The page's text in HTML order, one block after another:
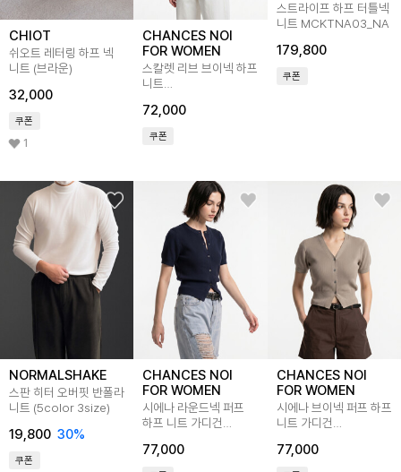
CHIOT
쉬오트 레터링 하프 넥
니트 (브라운)
32,000
쿠폰
1
CHANCES NOI
FOR WOMEN
스칼렛 리브 브이넥 하프
니트
72,000
쿠폰
스트라이프 하프 터틀넥
니트 MCKTNA03_NA
179,800
쿠폰
NORMALSHAKE
스판 히터 오버핏 반폴라
니트 (5color 3size)
19,800 30%
쿠폰
CHANCES NOI
FOR WOMEN
시에나 라운드넥 퍼프
하프 니트 가디건
77,000
CHANCES NOI
FOR WOMEN
시에나 브이넥 퍼프 하프
니트 가디건
77,000